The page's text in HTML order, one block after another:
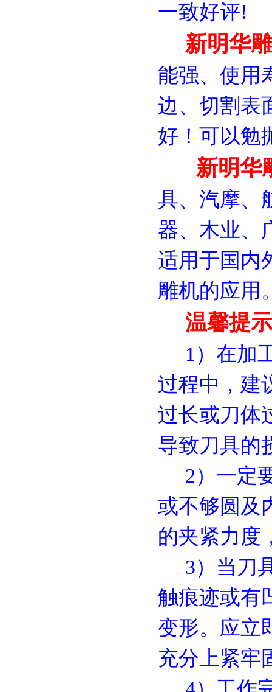
一致好评!
新明华雕
能强、使用
边、切割表
好！可以勉
新明华
具、汽摩、
器、木业、
适用于国内
雕机的应用
温馨提
1）在加
过程中，建
过长或刀体
导致刀具的
2）一定
或不够圆及
的夹紧力度
3）当刀
触痕迹或有
变形。应立
充分上紧牢